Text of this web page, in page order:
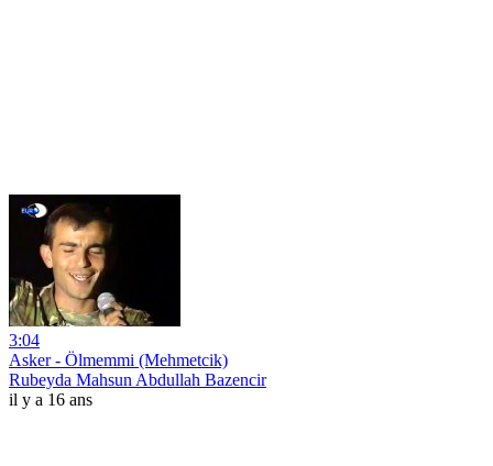
3:04
Asker - Ölmemmi (Mehmetcik)
Rubeyda Mahsun Abdullah Bazencir
il y a 16 ans